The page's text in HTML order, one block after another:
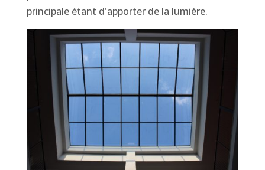
principale étant d'apporter de la lumière.